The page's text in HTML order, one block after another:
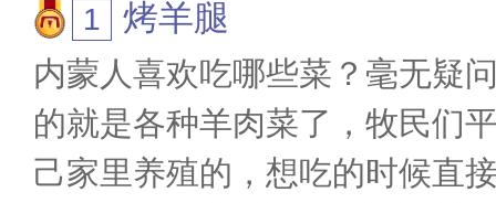
为我喜欢的投票>>
烤羊腿
内蒙人喜欢吃哪些菜？毫无疑
的就是各种羊肉菜了，牧民们
己家里养殖的，想吃的时候直